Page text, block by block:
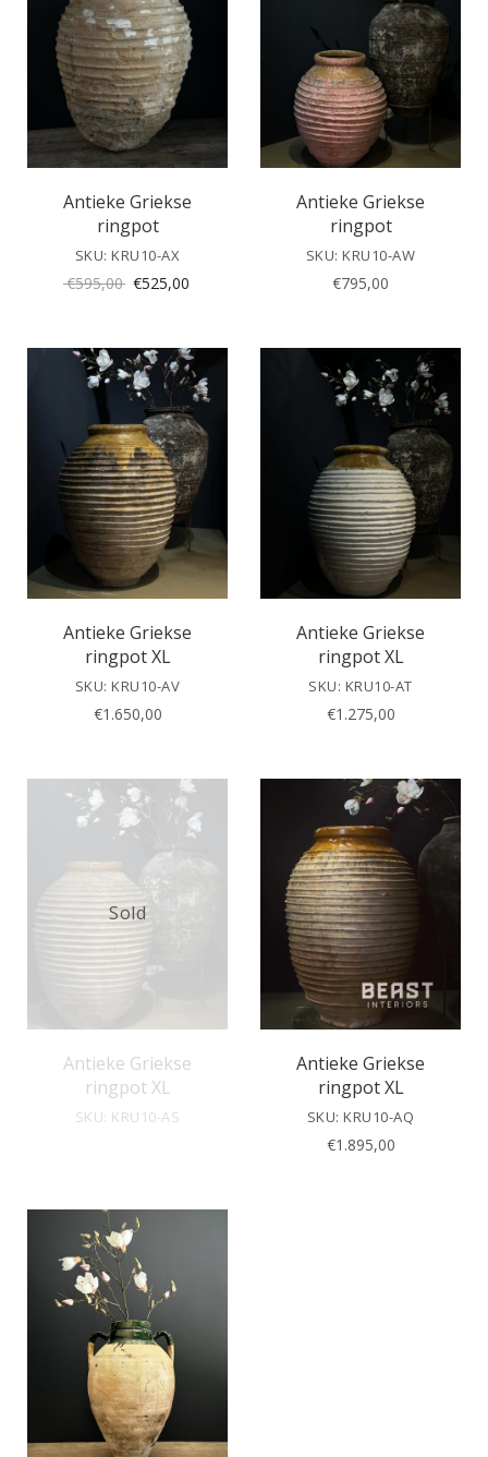
Antieke Griekse
ringpot
SKU: KRU10-AX
€595,00 Oorspronkelijke
€595,00.
€525,00
€525,00.
Antieke Griekse
ringpot
SKU: KRU10-AW
€795,00
Antieke Griekse
ringpot XL
SKU: KRU10-AV
€1.650,00
Antieke Griekse
ringpot XL
SKU: KRU10-AT
€1.275,00
Antieke Griekse
ringpot XL
SKU: KRU10-AS
Sold
Antieke Griekse
ringpot XL
SKU: KRU10-AQ
€1.895,00